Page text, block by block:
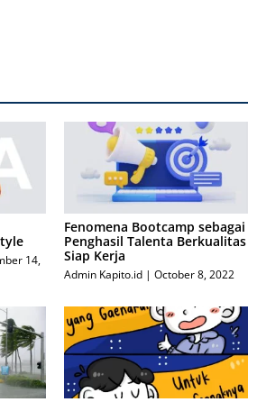
14,
Fenomena Bootcamp sebagai
Penghasil Talenta Berkualitas
Siap Kerja
Admin Kapito.id October 8, 2022